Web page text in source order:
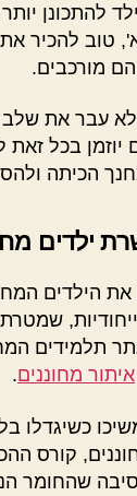
להתכונן
טוב להכיר
מורכבים.
עבר את שלב
יוזמן בכל
הכיתה
ילדים
הילדים
תלמידים
איתור מחוננים.
כשיגדלו
קורס
שהחומר